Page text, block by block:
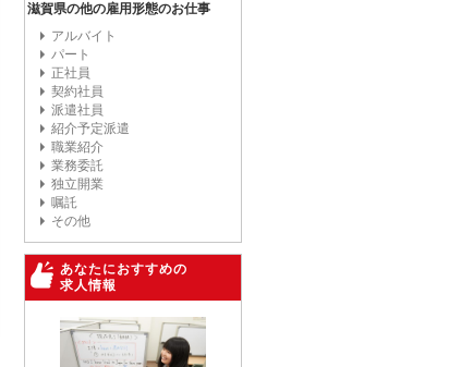
滋賀県の他の雇用形態のお仕事
アルバイト
パート
正社員
契約社員
派遣社員
紹介予定派遣
職業紹介
業務委託
独立開業
嘱託
その他
あなたにおすすめの
求人情報